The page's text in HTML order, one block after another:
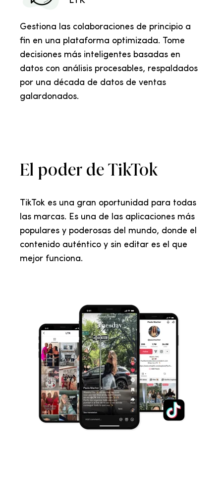
Gestiona las colaboraciones de principio a
fin en una plataforma optimizada. Tome
decisiones más inteligentes basadas en
datos con análisis procesables, respaldados
por una década de datos de ventas
galardonados.
El poder de TikTok
TikTok es una gran oportunidad para todas
las marcas. Es una de las aplicaciones más
populares y poderosas del mundo, donde el
contenido auténtico y sin editar es el que
mejor funciona.